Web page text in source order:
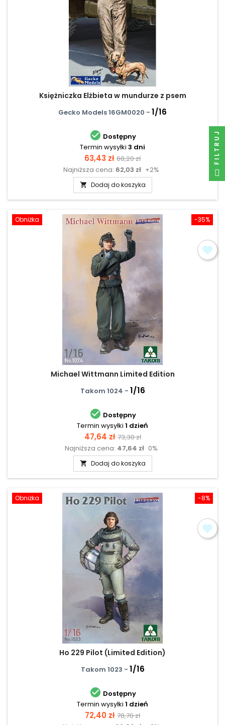
Księżniczka Elżbieta w mundurze z psem
Gecko Models 16GM0020 - 1/16
 Dostępny
Termin wysyłki 3 dni
Cena
63,43 zł Cena
podstawowa
68,20 zł
Najniższa cena: 62,03 zł +2%
 Dodaj do koszyka
-35%
Obniżka
Michael Wittmann Limited Edition
Takom 1024 - 1/16
 Dostępny
Termin wysyłki 1 dzień
Cena
47,64 zł Cena
podstawowa
73,30 zł
Najniższa cena: 47,64 zł 0%
 Dodaj do koszyka
-8%
Obniżka
Ho 229 Pilot (Limited Edition)
Takom 1023 - 1/16
 Dostępny
Termin wysyłki 1 dzień
Cena
72,40 zł Cena
78,70 zł
FILTRUJ